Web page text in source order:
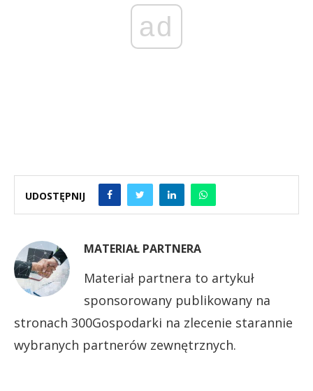
ad
UDOSTĘPNIJ
MATERIAŁ PARTNERA
Materiał partnera to artykuł
sponsorowany publikowany na
stronach 300Gospodarki na zlecenie starannie
wybranych partnerów zewnętrznych.